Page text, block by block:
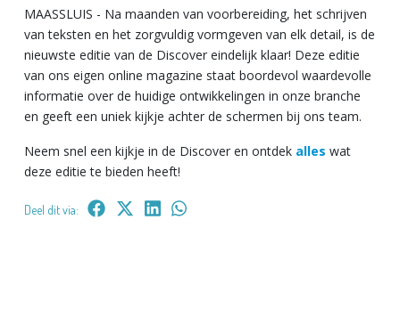
MAASSLUIS - Na maanden van voorbereiding, het schrijven
van teksten en het zorgvuldig vormgeven van elk detail, is de
nieuwste editie van de Discover eindelijk klaar! Deze editie
van ons eigen online magazine staat boordevol waardevolle
informatie over de huidige ontwikkelingen in onze branche
en geeft een uniek kijkje achter de schermen bij ons team.
Neem snel een kijkje in de Discover en ontdek alles wat
deze editie te bieden heeft!
Deel dit via: